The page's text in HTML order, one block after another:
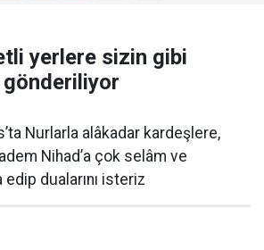
yerlere sizin gibi
gönderiliyor
Nurlarla alâkadar kardeşlere,
Nihad’a çok selâm ve
dualarını isteriz